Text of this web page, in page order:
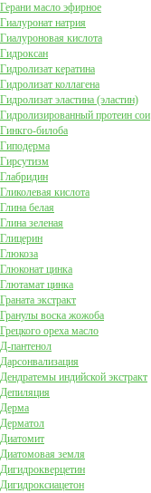
Герани масло эфирное
Гиалуронат натрия
Гиалуроновая кислота
Гидроксан
Гидролизат кератина
Гидролизат коллагена
Гидролизат эластина (эластин)
Гидролизированный протеин сои
Гинкго-билоба
Гиподерма
Гирсутизм
Глабридин
Гликолевая кислота
Глина белая
Глина зеленая
Глицерин
Глюкоза
Глюконат цинка
Глютамат цинка
Граната экстракт
Гранулы воска жожоба
Грецкого ореха масло
Д-пантенол
Дарсонвализация
Дендратемы индийской экстракт
Депиляция
Дерма
Дерматол
Диатомит
Диатомовая земля
Дигидрокверцетин
Дигидроксиацетон